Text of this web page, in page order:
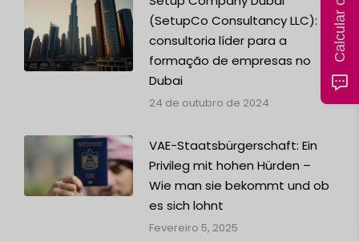
(SetupCo Consultancy LLC): A
consultoria líder para a
formação de empresas no
Dubai
24 de outubro de 2024
VAE-Staatsbürgerschaft: Ein
Privileg mit hohen Hürden –
Wie man sie bekommt und ob
es sich lohnt
Fevereiro 5, 2025